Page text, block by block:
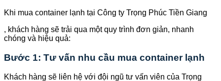
Khi mua container lạnh tại Công ty Trọng Phúc Tiền Giang
, khách hàng sẽ trải qua một quy trình đơn giản, nhanh
chóng và hiệu quả:
Bước 1: Tư vấn nhu cầu mua container lạnh
Khách hàng sẽ liên hệ với đội ngũ tư vấn viên của Trọng